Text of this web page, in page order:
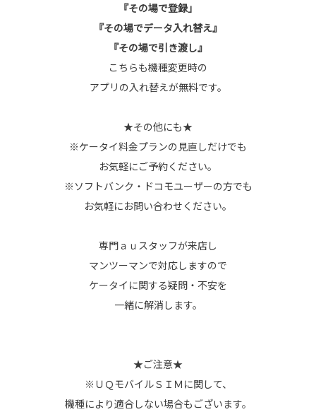
『その場で登録」
『その場でデータ入れ替え』
『その場で引き渡し』
こちらも機種変更時の
アプリの入れ替えが無料です。
★その他にも★
※ケータイ料金プランの見直しだけでも
お気軽にご予約ください。
※ソフトバンク・ドコモユーザーの方でも
お気軽にお問い合わせください。
専門ａｕスタッフが来店し
マンツーマンで対応しますので
ケータイに関する疑問・不安を
一緒に解消します。
★ご注意★
※ＵＱモバイルＳＩＭに関して、
機種により適合しない場合もございます。